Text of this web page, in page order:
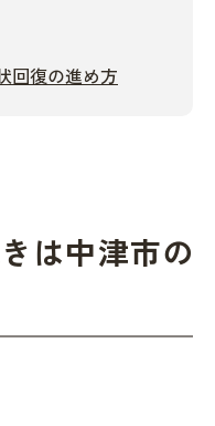
回復の進め方
は中津市の